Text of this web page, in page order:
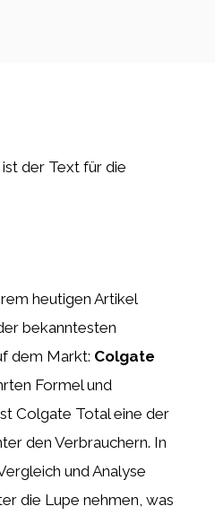
der Text für die
heutigen Artikel
bekanntesten
dem Markt: Colgate
Formel und
Colgate Total eine der
den Verbrauchern. In
und Analyse
die Lupe nehmen, was